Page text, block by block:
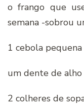
o frango que
semana -sobrou
1 cebola
um dente de alho
2 colheres de